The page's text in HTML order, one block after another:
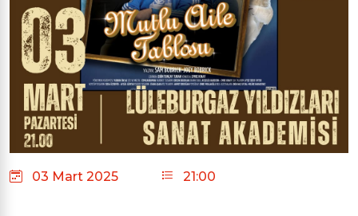
03 Mart 2025 21:00